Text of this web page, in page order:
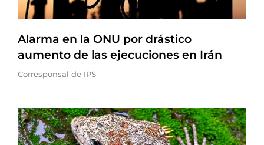
Alarma en la ONU por drástico
aumento de las ejecuciones en Irán
Corresponsal de IPS